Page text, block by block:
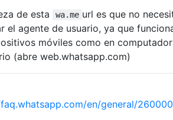
de esta wa.me url es que no
el agente de usuario, ya que
móviles como en
(abre web.whatsapp.com)
en/general/